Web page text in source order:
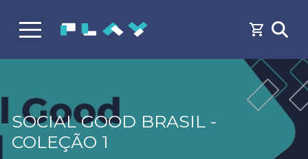
SOCIAL GOOD BRASIL -
COLEÇÃO 1